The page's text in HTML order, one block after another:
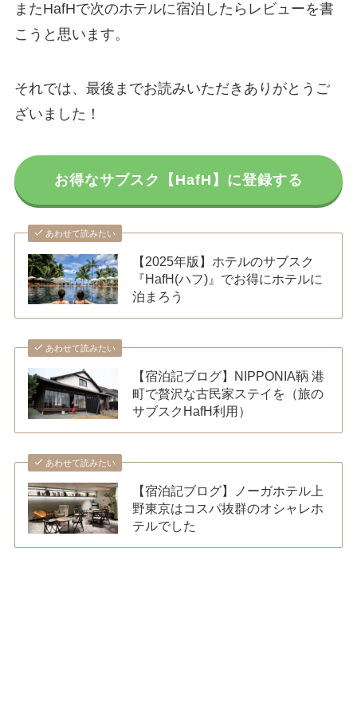
またHafHで次のホテルに宿泊したらレビューを書
こうと思います。
それでは、最後までお読みいただきありがとうご
ざいました！
お得なサブスク【HafH】に登録する
あわせて読みたい
【2025年版】ホテルのサブスク
『HafH(ハフ)』でお得にホテルに
泊まろう
あわせて読みたい
【宿泊記ブログ】NIPPONIA鞆 港
町で贅沢な古民家ステイを（旅の
サブスクHafH利用）
あわせて読みたい
【宿泊記ブログ】ノーガホテル上
野東京はコスパ抜群のオシャレホ
テルでした